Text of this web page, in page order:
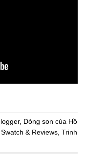
, Dòng son của Hồ
Swatch & Reviews Trinh